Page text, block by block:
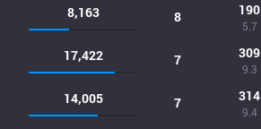
8,163 8 190
5.7
17,422 7 309
9.3
14,005 7 314
9.4